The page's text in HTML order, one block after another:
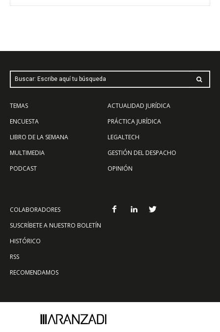
Buscar: Escribe aquí tu búsqueda
TEMAS
ENCUESTA
LIBRO DE LA SEMANA
MULTIMEDIA
PODCAST
ACTUALIDAD JURÍDICA
PRÁCTICA JURÍDICA
LEGALTECH
GESTIÓN DEL DESPACHO
OPINIÓN
COLABORADORES
SUSCRÍBETE A NUESTRO BOLETÍN
HISTÓRICO
RSS
RECOMENDAMOS